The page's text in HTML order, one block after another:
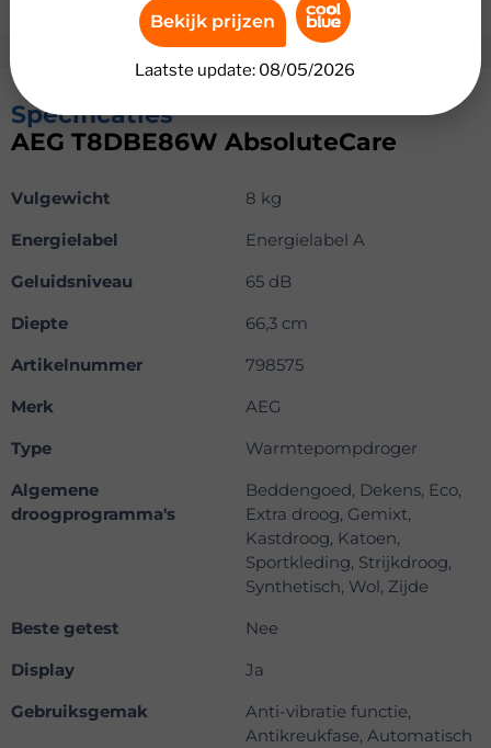
Specificaties
AEG T8DBE86W AbsoluteCare
Vulgewicht
8 kg
Energielabel
Energielabel A
Geluidsniveau
65 dB
Diepte
66,3 cm
Artikelnummer
798575
Merk
AEG
Type
Warmtepompdroger
Algemene
droogprogramma's
Beddengoed, Dekens, Eco,
Extra droog, Gemixt,
Kastdroog, Katoen,
Sportkleding, Strijkdroog,
Synthetisch, Wol, Zijde
Beste getest
Nee
Display
Ja
Gebruiksgemak
Anti-vibratie functie,
Antikreukfase, Automatisch
Bekijk prijzen
Laatste update: 08/05/2026